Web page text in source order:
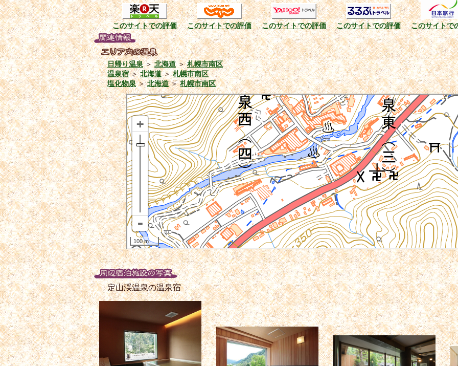
このサイトでの評価 このサイトでの評価 このサイトでの評価 このサイトでの評価 このサイトで
日帰り温泉＞北海道＞札幌市南区
温泉宿＞北海道＞札幌市南区
塩化物泉＞北海道＞札幌市南区
定山渓温泉の温泉宿